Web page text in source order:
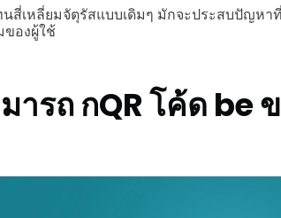
สี่เหลี่ยมจัตุรัสแบบเดิมๆ มักจะประสบปัญหา
ของผู้ใช้
ารถกQR โค้ด be